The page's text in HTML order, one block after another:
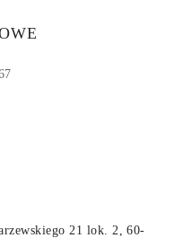
21 lok. 2, 60-